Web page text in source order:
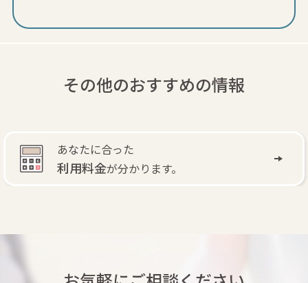
その他のおすすめの情報
自費訪問リハビリ
退院後もリハビリできます。